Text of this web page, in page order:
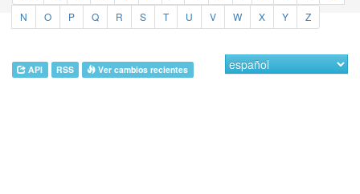
N
O P Q R S T U V W X Y Z
API RSS Ver cambios recientes